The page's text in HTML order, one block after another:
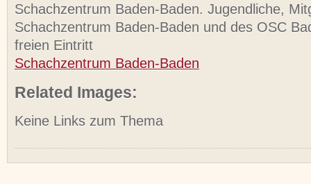
Schachzentrum Baden-Baden. Jugendliche,
Schachzentrum Baden-Baden und des OSC
freien Eintritt
Schachzentrum Baden-Baden
Related Images:
Keine Links zum Thema